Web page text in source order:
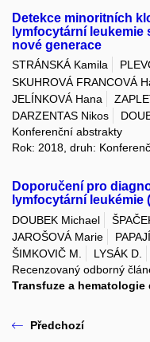
Detekce minoritních
lymfocytární
nové generace
STRÁNSKÁ Kamila
SKUHROVÁ FRANCOVÁ
JELÍNKOVÁ Hana
DARZENTAS Nikos
Konferenční abstrakty
Rok: 2018, druh:
Doporučení pro
lymfocytární leukémie
DOUBEK Michael
JAROŠOVÁ Marie
ŠIMKOVIČ M.
LYSÁK D.
Recenzovaný odborný
Transfuze a hematologie
Předchozí